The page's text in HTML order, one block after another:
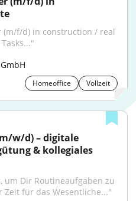
(m/f/d) in construction / real
Homeoffice Vollzeit
w/d) – digitale
& kollegiales
um Dir Routineaufgaben zu
für das Wesentliche..."